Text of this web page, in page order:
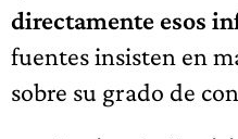
directamente esos
fuentes insisten en
sobre su grado de